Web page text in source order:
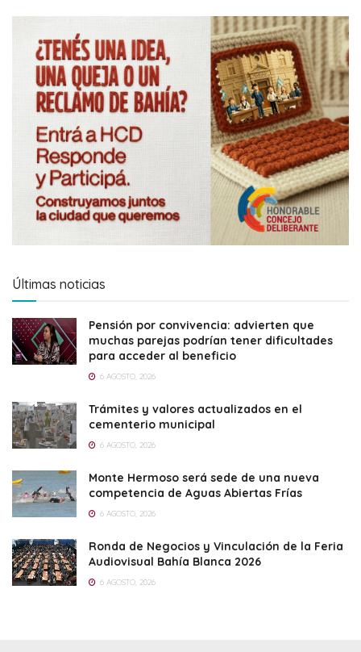
Últimas noticias
Pensión por convivencia: advierten que
muchas parejas podrían tener dificultades
para acceder al beneficio
6 AGOSTO, 2026
Trámites y valores actualizados en el
cementerio municipal
6 AGOSTO, 2026
Monte Hermoso será sede de una nueva
competencia de Aguas Abiertas Frías
6 AGOSTO, 2026
Ronda de Negocios y Vinculación de la Feria
Audiovisual Bahía Blanca 2026
6 AGOSTO, 2026